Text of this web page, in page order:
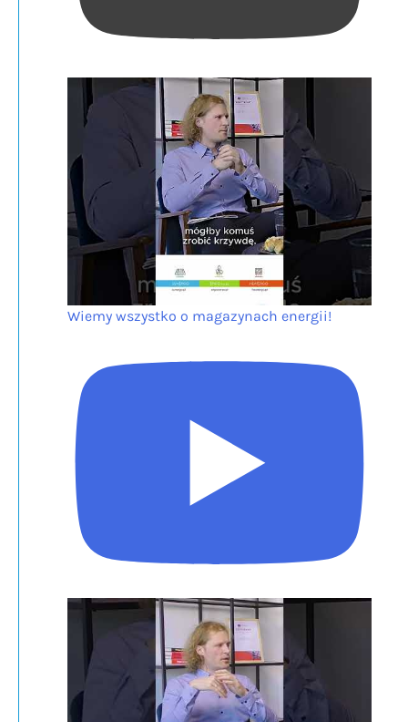
Wiemy wszystko o magazynach energii!